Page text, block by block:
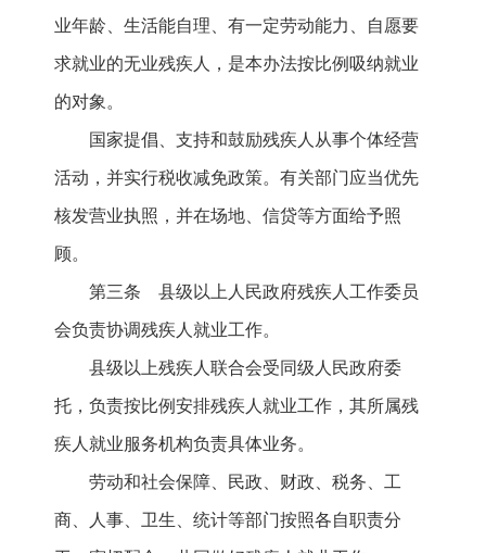
业年龄、生活能自理、有一定劳动能力、自愿要
求就业的无业残疾人，是本办法按比例吸纳就业
的对象。
国家提倡、支持和鼓励残疾人从事个体经营
活动，并实行税收减免政策。有关部门应当优先
核发营业执照，并在场地、信贷等方面给予照
顾。
第三条 县级以上人民政府残疾人工作委员
会负责协调残疾人就业工作。
县级以上残疾人联合会受同级人民政府委
托，负责按比例安排残疾人就业工作，其所属残
疾人就业服务机构负责具体业务。
劳动和社会保障、民政、财政、税务、工
商、人事、卫生、统计等部门按照各自职责分